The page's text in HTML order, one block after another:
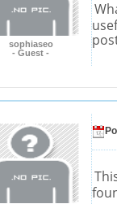
sophiaseo
- Guest -